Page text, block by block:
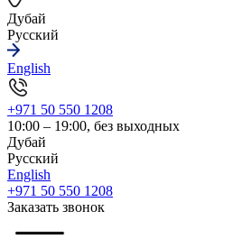
Дубай
Русский
English
+971 50 550 1208
10:00 – 19:00, без выходных
Дубай
Русский
English
+971 50 550 1208
Заказать звонок